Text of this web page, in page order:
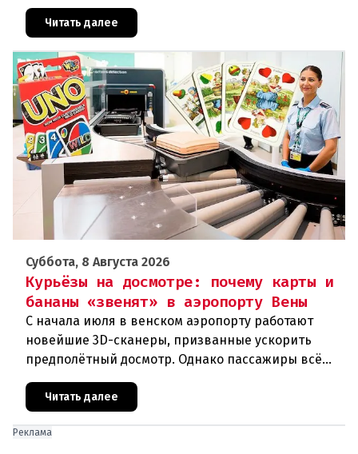
сейсмологовПо данны
Читать далее
Суббота, 8 Августа 2026
Курьёзы на досмотре: почему карты и
бананы «звенят» в аэропорту Вены
С начала июля в венском аэропорту работают
новейшие 3D-сканеры, призванные ускорить
предполётный досмотр. Однако пассажиры всё
отправляют на дополнительную пров
Читать далее
Реклама